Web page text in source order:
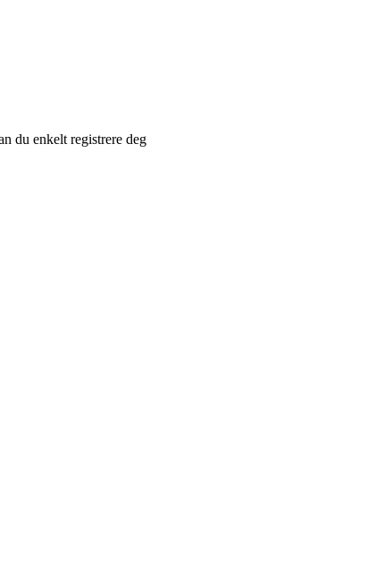
du enkelt registrere deg